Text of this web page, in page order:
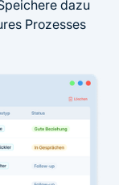
dazu
Prozesses